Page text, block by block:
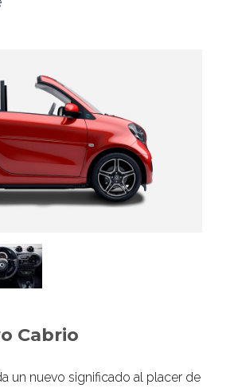
Cabrio
un nuevo significado al placer de